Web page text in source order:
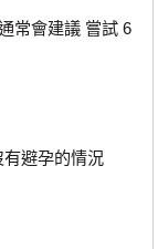
常會建議 嘗試 6
避孕的情況